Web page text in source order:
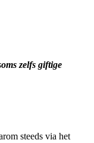
zelfs giftige
steeds via het